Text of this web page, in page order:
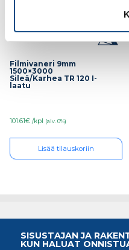
Filmivaneri 9mm
1500×3000
Sileä/Karhea TR 120 I-
laatu
101.61€ /kpl (alv. 0%)
Lisää tilauskoriin
SISUSTAJAN JA
KUN HALUAT